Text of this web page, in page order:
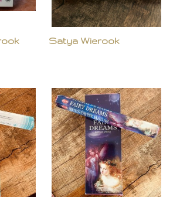
Satya Wierook